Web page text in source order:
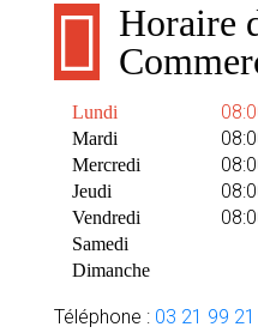
Horaire
Lundi
Mardi
Mercredi
Jeudi
Vendredi
Samedi
Dimanche
Téléphone : 03 21 99 21